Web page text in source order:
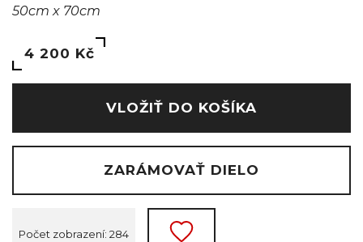
50cm x 70cm
4 200 Kč
VLOŽIŤ DO KOŠÍKA
ZARÁMOVAŤ DIELO
Počet zobrazení: 284